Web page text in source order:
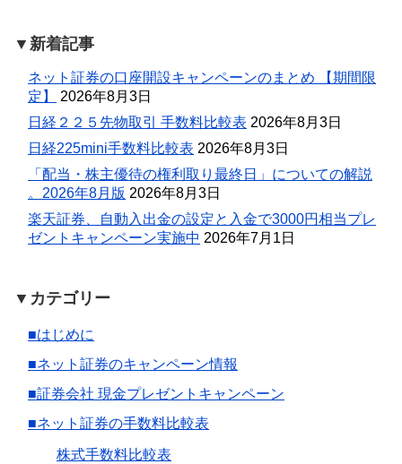
▼新着記事
ネット証券の口座開設キャンペーンのまとめ 【期間限
定】
2026年8月3日
日経２２５先物取引 手数料比較表 2026年8月3日
日経225mini手数料比較表 2026年8月3日
「配当・株主優待の権利取り最終日」についての解説
。2026年8月版 2026年8月3日
楽天証券、自動入出金の設定と入金で3000円相当プレ
ゼントキャンペーン実施中 2026年7月1日
▼カテゴリー
■はじめに
■ネット証券のキャンペーン情報
■証券会社 現金プレゼントキャンペーン
■ネット証券の手数料比較表
株式手数料比較表